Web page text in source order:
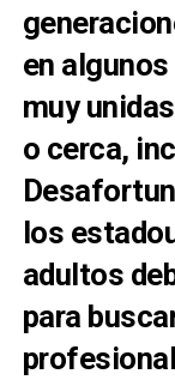
en
muy
o cerca,
los
adultos
para